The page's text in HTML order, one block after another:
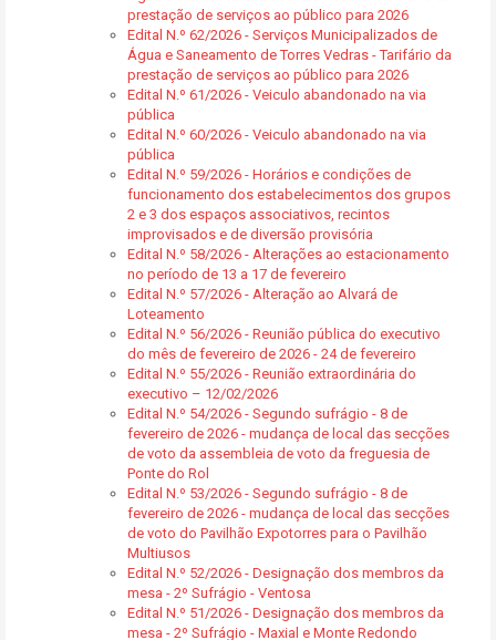
prestação de serviços ao público para 2026
Edital N.º 62/2026 - Serviços Municipalizados de
Água e Saneamento de Torres Vedras - Tarifário da
prestação de serviços ao público para 2026
Edital N.º 61/2026 - Veiculo abandonado na via
pública
Edital N.º 60/2026 - Veiculo abandonado na via
pública
Edital N.º 59/2026 - Horários e condições de
funcionamento dos estabelecimentos dos grupos
2 e 3 dos espaços associativos, recintos
improvisados e de diversão provisória
Edital N.º 58/2026 - Alterações ao estacionamento
no período de 13 a 17 de fevereiro
Edital N.º 57/2026 - Alteração ao Alvará de
Loteamento
Edital N.º 56/2026 - Reunião pública do executivo
do mês de fevereiro de 2026 - 24 de fevereiro
Edital N.º 55/2026 - Reunião extraordinária do
executivo – 12/02/2026
Edital N.º 54/2026 - Segundo sufrágio - 8 de
fevereiro de 2026 - mudança de local das secções
de voto da assembleia de voto da freguesia de
Ponte do Rol
Edital N.º 53/2026 - Segundo sufrágio - 8 de
fevereiro de 2026 - mudança de local das secções
de voto do Pavilhão Expotorres para o Pavilhão
Multiusos
Edital N.º 52/2026 - Designação dos membros da
mesa - 2º Sufrágio - Ventosa
Edital N.º 51/2026 - Designação dos membros da
mesa - 2º Sufrágio - Maxial e Monte Redondo